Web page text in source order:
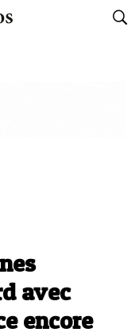
avec
encore